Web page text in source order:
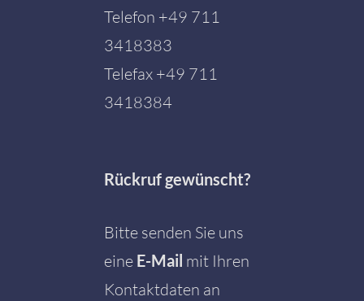
Telefon +49 711
3418383
Telefax +49 711
3418384
Rückruf gewünscht?
Bitte senden Sie uns
eine E-Mail mit Ihren
Kontaktdaten an